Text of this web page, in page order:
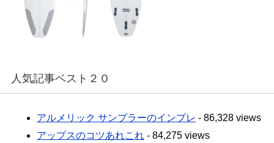
人気記事ベスト２０
アルメリック サンプラーのインプレ - 86,328 views
アップスのコツあれこれ - 84,275 views